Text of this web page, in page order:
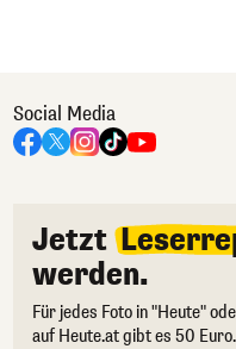
Social Media
Jetzt
werden.
Für jedes Foto in "Heute"
auf Heute.at gibt es 50 Euro.